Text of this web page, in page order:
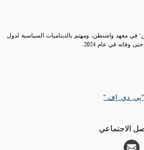
في معهد واشنطن، ومهتم بالديناميات السياسية لدول
دي. إف."
الاجتماعي